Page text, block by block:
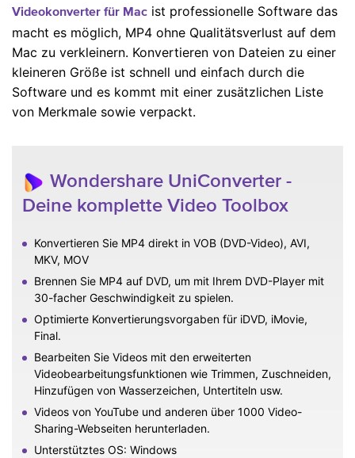
Videokonverter für Mac ist professionelle Software das
macht es möglich, MP4 ohne Qualitätsverlust auf dem
Mac zu verkleinern. Konvertieren von Dateien zu einer
kleineren Größe ist schnell und einfach durch die
Software und es kommt mit einer zusätzlichen Liste
von Merkmale sowie verpackt.
Wondershare UniConverter -
Deine komplette Video Toolbox
Konvertieren Sie MP4 direkt in VOB (DVD-Video), AVI,
MKV, MOV
Brennen Sie MP4 auf DVD, um mit Ihrem DVD-Player mit
30-facher Geschwindigkeit zu spielen.
Optimierte Konvertierungsvorgaben für iDVD, iMovie,
Final.
Bearbeiten Sie Videos mit den erweiterten
Videobearbeitungsfunktionen wie Trimmen, Zuschneiden,
Hinzufügen von Wasserzeichen, Untertiteln usw.
Videos von YouTube und anderen über 1000 Video-
Sharing-Webseiten herunterladen.
Unterstütztes OS: Windows